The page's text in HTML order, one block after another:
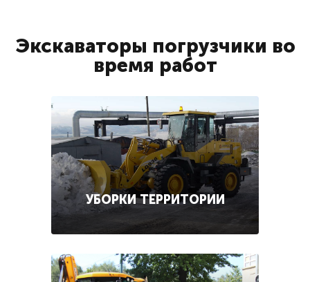
Экскаваторы погрузчики во
время работ
УБОРКИ ТЕРРИТОРИИ